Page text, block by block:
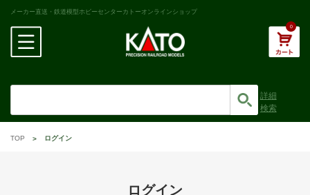
メーカー直送・鉄道模型ホビーセンターカトーオンラインショップ
0
詳細
検索
TOP ログイン
ログイン